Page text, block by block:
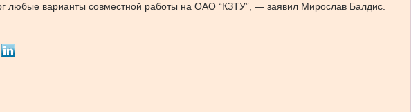
любые варианты совместной работы на ОАО “КЗТУ”, — заявил Мирослав Балдис.